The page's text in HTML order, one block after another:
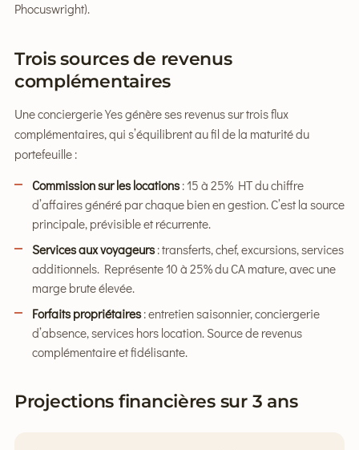
Phocuswright).
Trois sources de revenus
complémentaires
Une conciergerie Yes génère ses revenus sur trois flux
complémentaires, qui s’équilibrent au fil de la maturité du
portefeuille :
Commission sur les locations: 15 à 25% HT du chiffre
d’affaires généré par chaque bien en gestion. C’est la source
principale, prévisible et récurrente.
Services aux voyageurs: transferts, chef, excursions, services
additionnels. Représente 10 à 25% du CA mature, avec une
marge brute élevée.
Forfaits propriétaires: entretien saisonnier, conciergerie
d’absence, services hors location. Source de revenus
complémentaire et fidélisante.
Projections financières sur 3 ans